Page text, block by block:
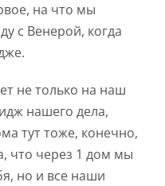
на что мы
с Венерой, когда
не только на наш
нашего дела,
тут тоже, конечно,
что через 1 дом мы
но и все наши